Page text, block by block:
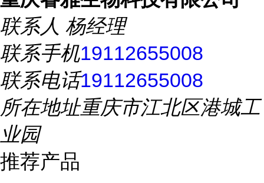
联系人 杨经理
联系手机19112655008
联系电话19112655008
所在地址重庆市江北区港城工
业园
推荐产品